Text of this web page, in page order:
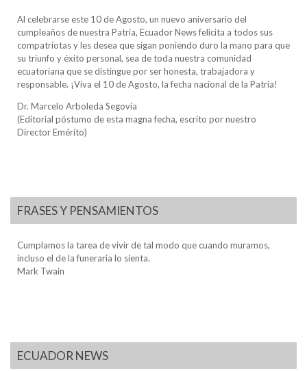
Al celebrarse este 10 de Agosto, un nuevo aniversario del
cumpleaños de nuestra Patria, Ecuador News felicita a todos sus
compatriotas y les desea que sigan poniendo duro la mano para que
su triunfo y éxito personal, sea de toda nuestra comunidad
ecuatoriana que se distingue por ser honesta, trabajadora y
responsable. ¡Viva el 10 de Agosto, la fecha nacional de la Patria!
Dr. Marcelo Arboleda Segovia
(Editorial póstumo de esta magna fecha, escrito por nuestro
Director Emérito)
FRASES Y PENSAMIENTOS
Cumplamos la tarea de vivir de tal modo que cuando muramos,
incluso el de la funeraria lo sienta.
Mark Twain
ECUADOR NEWS